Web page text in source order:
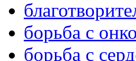
борьба с
борьба с